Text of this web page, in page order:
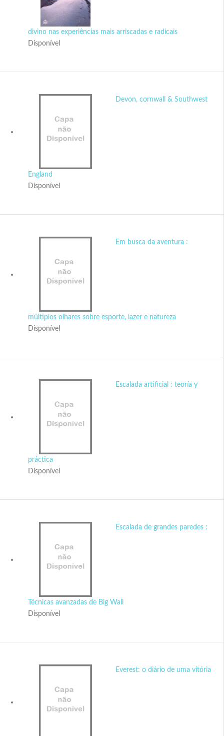
divino nas experiências mais arriscadas e radicais
Disponível
Devon, cornwall & Southwest
England
Disponível
Em busca da aventura :
múltiplos olhares sobre esporte, lazer e natureza
Disponível
Escalada artificial : teoría y
práctica
Disponível
Escalada de grandes paredes :
Técnicas avanzadas de Big Wall
Disponível
Everest: o diário de uma vitória